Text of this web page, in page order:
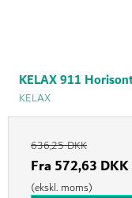
KELAX 911
KELAX
636,25 DKK
Fra 572,63 DKK
(ekskl. moms)